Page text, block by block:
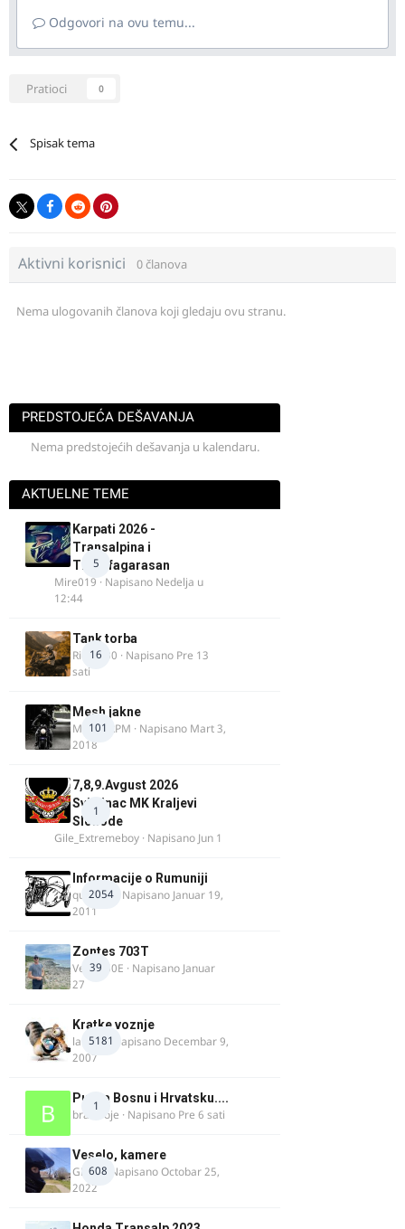
Odgovori na ovu temu...
Pratioci 0
Spisak tema
Aktivni korisnici 0 članova
Nema ulogovanih članova koji gledaju ovu stranu.
PREDSTOJEĆA DEŠAVANJA
Nema predstojećih dešavanja u kalendaru.
AKTUELNE TEME
5
Karpati 2026 -
Transalpina i
Transfagarasan
Mire019 · Napisano Nedelja u
12:44
16
Tank torba
Rider000 · Napisano Pre 13
sati
101
Mesh jakne
MostarRPM · Napisano Mart 3,
2018
1
7,8,9.Avgust 2026
Svilajnac MK Kraljevi
Slobode
Gile_Extremeboy · Napisano Jun 1
2054
Informacije o Rumuniji
quasaar · Napisano Januar 19,
2011
39
Zontes 703T
Verdi350E · Napisano Januar
27
5181
Kratke voznje
lalajko· Napisano Decembar 9,
2007
1
Put za Bosnu i Hrvatsku....
bradivoje · Napisano Pre 6 sati
608
Veselo, kamere
GR 46· NapisanoOctobar 25,
2022